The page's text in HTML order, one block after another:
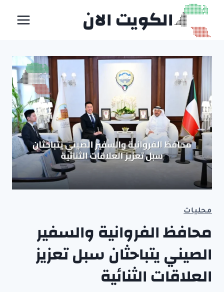
التجاوز
المحتوى
الكويت الان
محليات
محافظ الفروانية والسفير
الصيني يتباحثان سبل تعزيز
العلاقات الثنائية